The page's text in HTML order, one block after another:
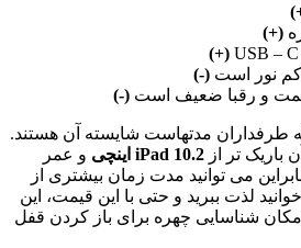
(+)
(+)
نور است (-)
و رقبا ضعیف است (-)
طرفداران مدتهاست شایسته آن هستند.
باریک تر از iPad 10.2 اینچی
و عمر
می توانید مدت زمان بیشتری از
لذت ببرید و حتی با این قیمت، این
شناسایی چهره برای باز کردن قفل